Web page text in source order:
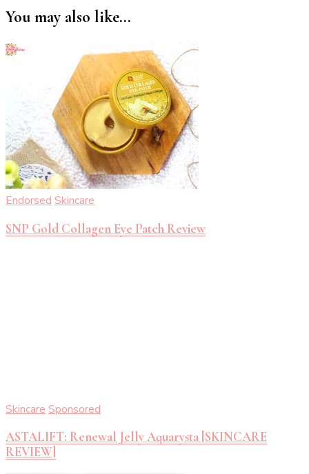
You may also like...
Endorsed Skincare
SNP Gold Collagen Eye Patch Review
Skincare Sponsored
ASTALIFT: Renewal Jelly Aquarysta [SKINCARE
REVIEW]